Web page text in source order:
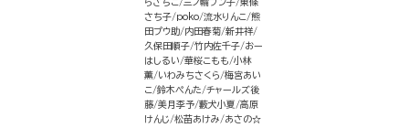
らさちこ 三ノ輪ブン子 東條
さち子 poko 流水りんこ 熊
田プウ助 内田春菊 新井祥
久保田順子 竹内佐千子 おー
はしるい 華桜こもも 小林
薫 いわみちさくら 梅宮あい
こ 鈴木ぺんた チャールズ後
藤 美月李予 藪犬小夏 高原
けんじ 松苗あけみ
あさの☆